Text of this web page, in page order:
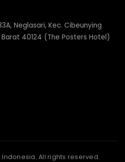
Neglasari, Kec. Cibeunying
40124 (The Posters Hotel)
Indonesia. All rights reserved.